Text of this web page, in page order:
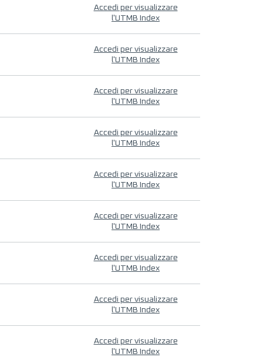
Accedi per visualizzare
l'UTMB Index
Accedi per visualizzare
l'UTMB Index
Accedi per visualizzare
l'UTMB Index
Accedi per visualizzare
l'UTMB Index
Accedi per visualizzare
l'UTMB Index
Accedi per visualizzare
l'UTMB Index
Accedi per visualizzare
l'UTMB Index
Accedi per visualizzare
l'UTMB Index
Accedi per visualizzare
l'UTMB Index